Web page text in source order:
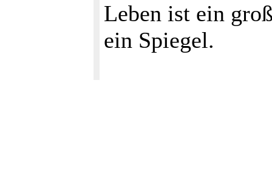
Leben ist ein
ein Spiegel.